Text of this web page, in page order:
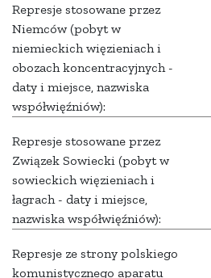
Represje stosowane przez
Niemców (pobyt w
niemieckich więzieniach i
obozach koncentracyjnych -
daty i miejsce, nazwiska
współwięźniów):
Represje stosowane przez
Związek Sowiecki (pobyt w
sowieckich więzieniach i
łagrach - daty i miejsce,
nazwiska współwięźniów):
Represje ze strony polskiego
komunistycznego aparatu